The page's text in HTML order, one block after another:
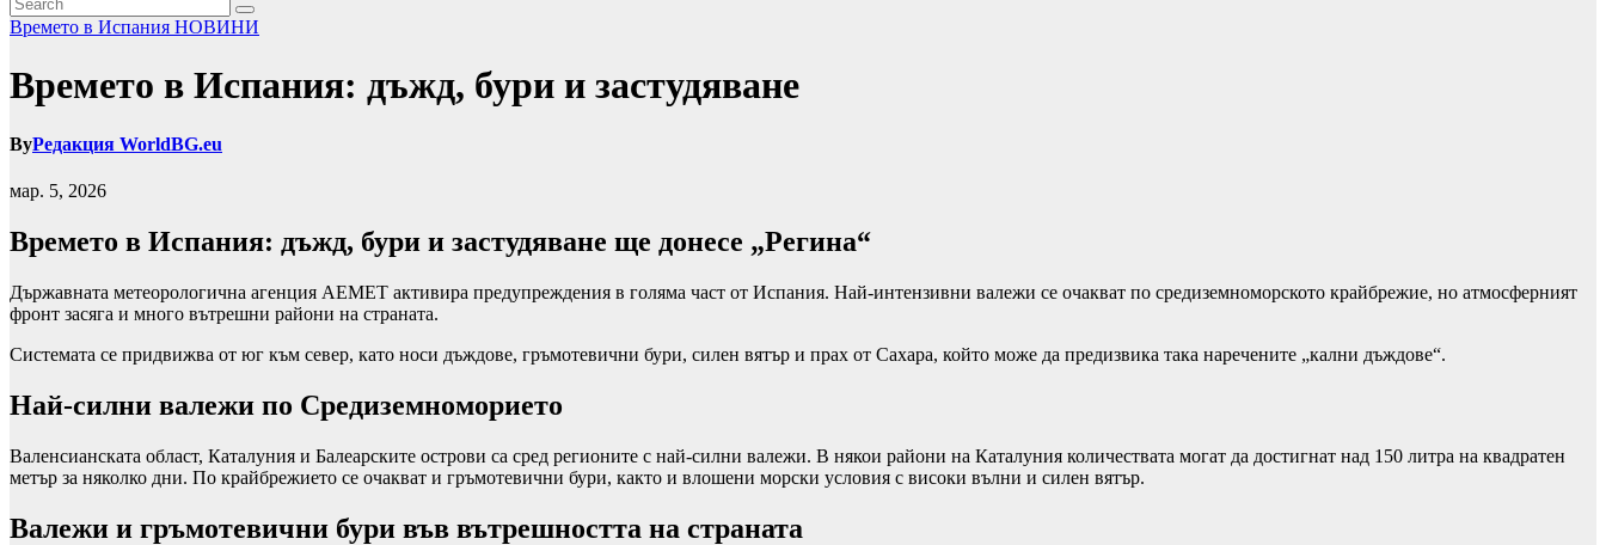
Времето в Испания НОВИНИ
Времето в Испания: дъжд, бури и застудяване
ByРедакция WorldBG.eu
мар. 5, 2026
Времето в Испания: дъжд, бури и застудяване ще донесе „Регина“
Държавната метеорологична агенция AEMET активира предупреждения в голяма част от Испания. Най-интензивни валежи се очакват по средиземноморското крайбрежие, но атмосферният
фронт засяга и много вътрешни райони на страната.
Системата се придвижва от юг към север, като носи дъждове, гръмотевични бури, силен вятър и прах от Сахара, който може да предизвика така наречените „кални дъждове“.
Най-силни валежи по Средиземноморието
Валенсианската област, Каталуния и Балеарските острови са сред регионите с най-силни валежи. В някои райони на Каталуния количествата могат да достигнат над 150 литра на квадратен
метър за няколко дни. По крайбрежието се очакват и гръмотевични бури, както и влошени морски условия с високи вълни и силен вятър.
Валежи и гръмотевични бури във вътрешността на страната